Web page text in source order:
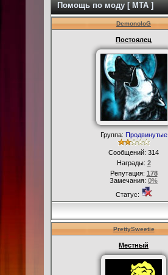
Помощь по моду [ MTA ]
DemonoloG
Постоялец
Группа: Продвинутые
Сообщений: 314
Награды: 2
Репутация: 178
Замечания: 0%
Статус:
PrettySweetie
Местный